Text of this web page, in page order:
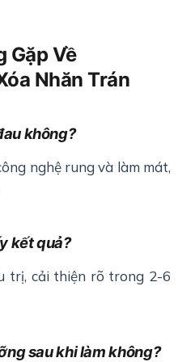
Gặp Về
Nhăn Trán
không?
nghệ rung và làm mát,
kết quả?
trị, cải thiện rõ trong 2-6
sau khi làm không?